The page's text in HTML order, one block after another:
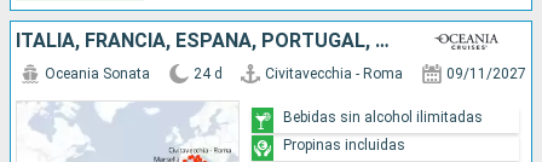
ITALIA, FRANCIA, ESPAÑA, PORTUGAL, REINO UNIDO, ESTADOS UNIDOS
Oceania Sonata 24 d Civitavecchia - Roma 09/11/2027
Bebidas sin alcohol ilimitadas
Propinas incluidas